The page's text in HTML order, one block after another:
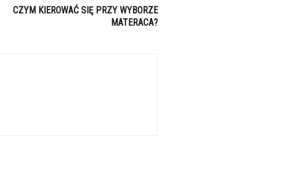
CZYM KIEROWAĆ SIĘ PRZY WYBORZE
MATERACA?